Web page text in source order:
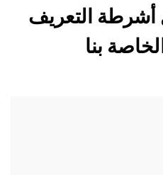
أشرطة التعريف
بنا